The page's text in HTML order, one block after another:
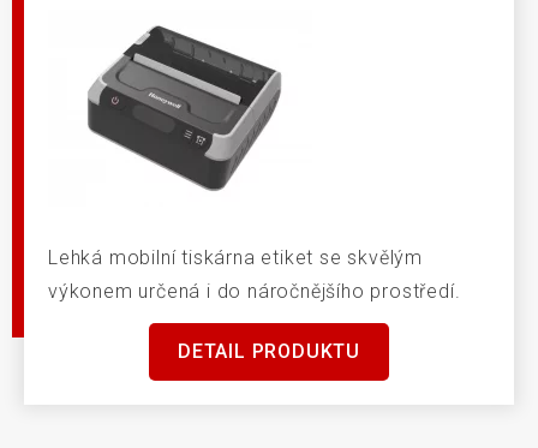
Lehká mobilní tiskárna etiket se skvělým
výkonem určená i do náročnějšího prostředí.
DETAIL PRODUKTU